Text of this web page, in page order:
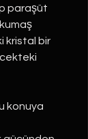
paraşüt
kristal bir
konuya